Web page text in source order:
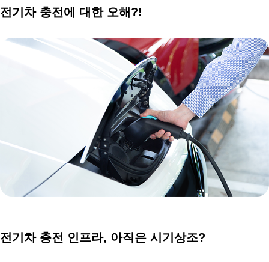
전기차 충전에 대한 오해?!
전기차 충전 인프라, 아직은 시기상조?